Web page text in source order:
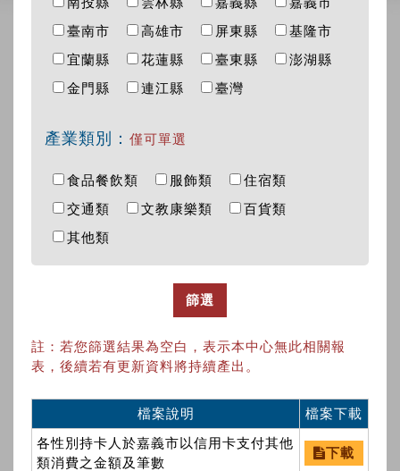
臺南市
高雄市 屏東縣
基隆市
宜蘭縣
花蓮縣 臺東縣
澎湖縣
金門縣
連江縣 臺灣
產業類別： 僅可單選
食品餐飲類 服飾類
住宿類
交通類
文教康樂類
百貨類
其他類
篩選
註：若您篩選結果為空白，表示本中心無此相關報
表，後續若有更新資料將持續產出。
檔案說明
檔案下載
各性別持卡人於嘉義市以信用卡支付其他
類消費之金額及筆數
下載